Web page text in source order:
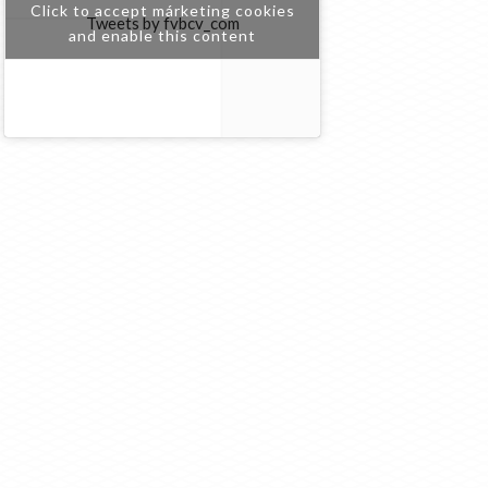
Tweets by fvbcv_com
Click to accept márketing cookies
and enable this content